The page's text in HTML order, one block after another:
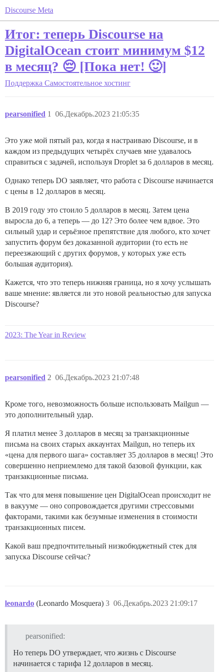
Discourse Meta
Итог: теперь Discourse на
DigitalOcean стоит минимум $12
в месяц? 😔 [Пока нет! 🙂]
Поддержка Самостоятельное хостинг
pearsonified 06.Декабрь.2023 21:05:35
1
Это уже мой пятый раз, когда я настраиваю Discourse, и в
каждом из предыдущих четырёх случаев мне удавалось
справиться с задачей, используя Droplet за 6 долларов в месяц.
Однако теперь DO заявляет, что работа с Discourse начинается
с цены в 12 долларов в месяц.
В 2019 году это стоило 5 долларов в месяц. Затем цена
выросла до 6, а теперь — до 12? Это более чем вдвое. Это
сильный удар и серьёзное препятствие для любого, кто хочет
запустить форум без доказанной аудитории (то есть не
переезжающий с других форумов, у которых уже есть
большая аудитория).
Кажется, что это теперь нижняя граница, но я хочу услышать
ваше мнение: является ли это новой реальностью для запуска
Discourse?
2023: The Year in Review
pearsonified 06.Декабрь.2023 21:07:48
2
Кроме того, невозможность больше использовать Mailgun —
это дополнительный удар.
Я платил менее 3 долларов в месяц за транзакционные
письма на своих старых аккаунтах Mailgun, но теперь их
«цена для первого шага» составляет 35 долларов в месяц! Это
совершенно неприемлемо для такой базовой функции, как
транзакционные письма.
Так что для меня повышение цен DigitalOcean происходит не
в вакууме — оно сопровождается другими стрессовыми
факторами, такими как безумные изменения в стоимости
транзакционных писем.
Какой ваш предпочтительный низкобюджетный стек для
запуска Discourse сейчас?
leonardo (Leonardo Mosquera) 06.Декабрь.2023 21:09:17
3
pearsonified:
Но теперь DO утверждает, что жизнь с Discourse
начинается с тарифа 12 долларов в месяц.